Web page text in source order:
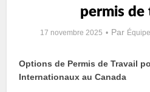
permis de
17 novembre 2025 Par
Options de Permis de Travail
Internationaux au Canada